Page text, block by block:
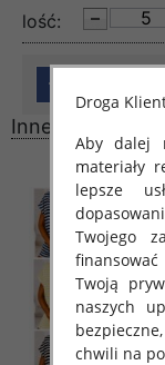
lość:
Inne produkty
Droga
Aby dalej
materiały
lepsze
Twojego
Twoją
naszych
chwili na